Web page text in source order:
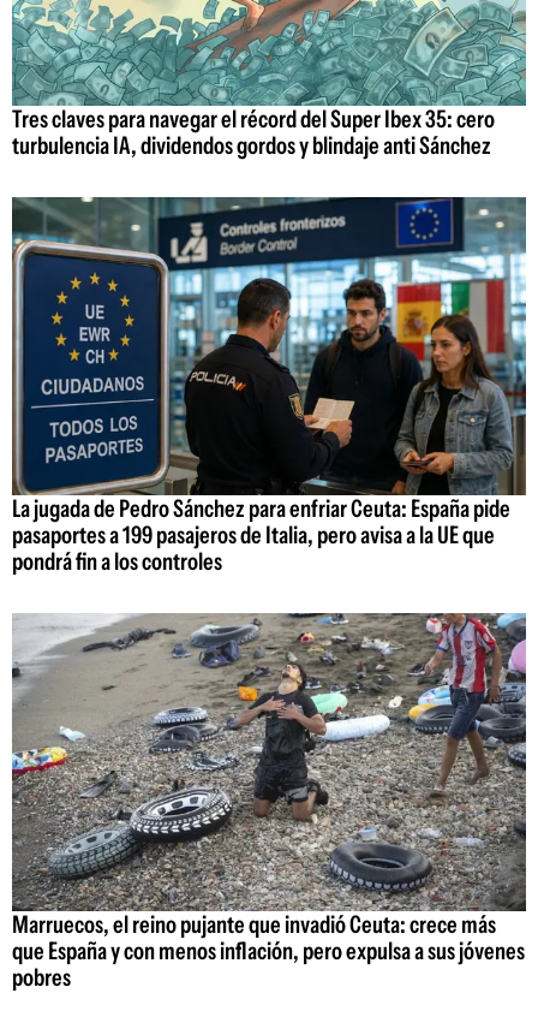
Tres claves para navegar el récord del Super Ibex 35: cero
turbulencia IA, dividendos gordos y blindaje anti Sánchez
La jugada de Pedro Sánchez para enfriar Ceuta: España pide
pasaportes a 199 pasajeros de Italia, pero avisa a la UE que
pondrá fin a los controles
Marruecos, el reino pujante que invadió Ceuta: crece más
que España y con menos inflación, pero expulsa a sus jóvenes
pobres